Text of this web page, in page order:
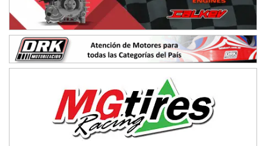
TUCUMANO - F5
Juan Navarro (Asfalto)
El Timbó (Tucumán)
COBERTURA ESPECIAL DE E-KART.COM.AR
IAME SERIES ARGENTINA 6
Ramiro Tot (Asfalto)
Baradero (Buenos Aires)